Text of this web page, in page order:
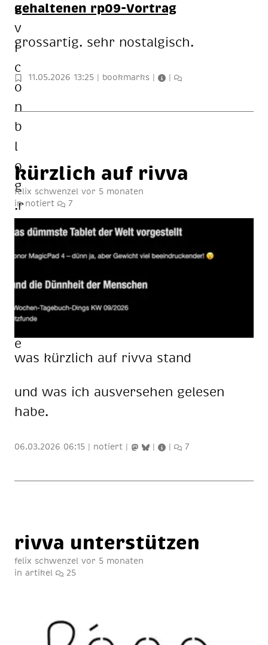
gehaltenen rp09-Vortrag
gross­ar­tig. sehr nost­al­gisch.
11.05.2026 13:25| bookmarks| |
kürz­lich auf riv­va
felix schwenzel vor 5 monaten
in notiert 7
was kürz­lich auf riv­va stand
und was ich aus­ver­se­hen ge­le­sen
habe.
06.03.2026 06:15 | notiert | | | 7
riv­va un­ter­stüt­zen
felix schwenzel vor 5 monaten
in artikel 25